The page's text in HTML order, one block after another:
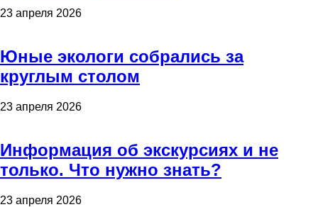
23 апреля 2026
Юные экологи собрались за
круглым столом
23 апреля 2026
Информация об экскурсиях и не
только. Что нужно знать?
23 апреля 2026